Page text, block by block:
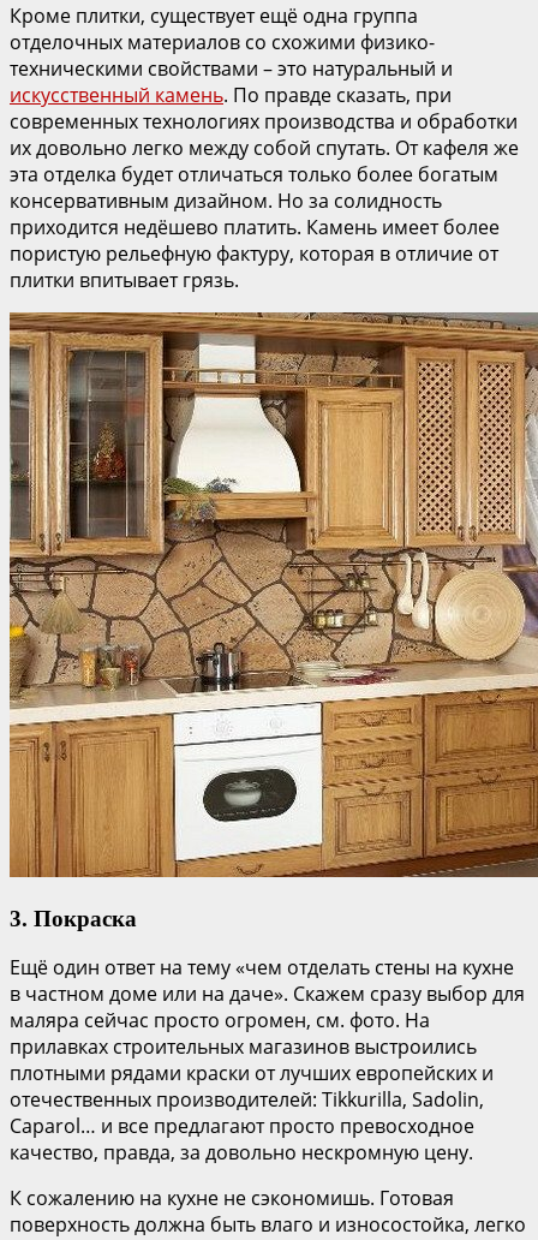
Кроме плитки, существует ещё одна группа
отделочных материалов со схожими физико-
техническими свойствами – это натуральный и
искусственный камень. По правде сказать, при
современных технологиях производства и обработки
их довольно легко между собой спутать. От кафеля же
эта отделка будет отличаться только более богатым
консервативным дизайном. Но за солидность
приходится недёшево платить. Камень имеет более
пористую рельефную фактуру, которая в отличие от
плитки впитывает грязь.
3. Покраска
Ещё один ответ на тему «чем отделать стены на кухне
в частном доме или на даче». Скажем сразу выбор для
маляра сейчас просто огромен, см. фото. На
прилавках строительных магазинов выстроились
плотными рядами краски от лучших европейских и
отечественных производителей: Tikkurilla, Sadolin,
Caparol… и все предлагают просто превосходное
качество, правда, за довольно нескромную цену.
К сожалению на кухне не сэкономишь. Готовая
поверхность должна быть влаго и износостойка, легко